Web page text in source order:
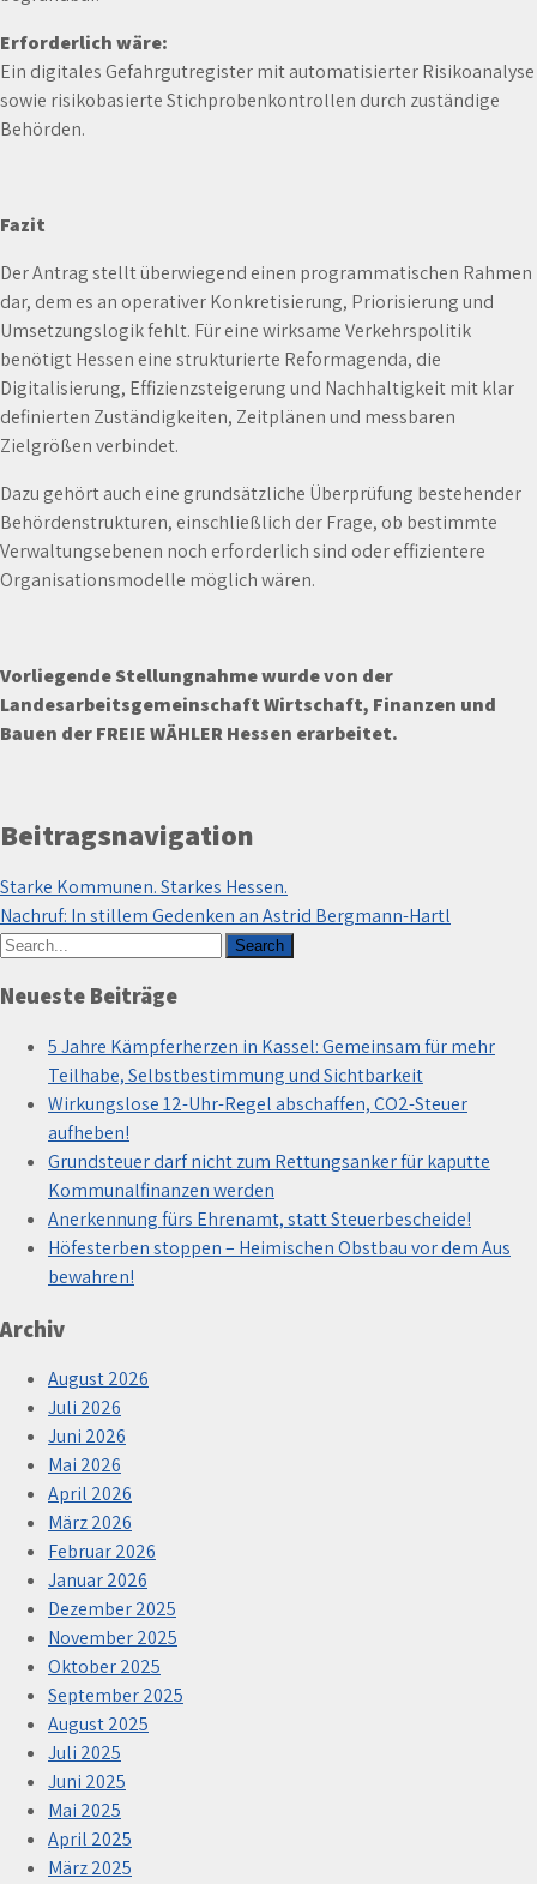
Erforderlich wäre:
Ein digitales Gefahrgutregister mit automatisierter Risikoanalyse
sowie risikobasierte Stichprobenkontrollen durch zuständige
Behörden.
Fazit
Der Antrag stellt überwiegend einen programmatischen Rahmen
dar, dem es an operativer Konkretisierung, Priorisierung und
Umsetzungslogik fehlt. Für eine wirksame Verkehrspolitik
benötigt Hessen eine strukturierte Reformagenda, die
Digitalisierung, Effizienzsteigerung und Nachhaltigkeit mit klar
definierten Zuständigkeiten, Zeitplänen und messbaren
Zielgrößen verbindet.
Dazu gehört auch eine grundsätzliche Überprüfung bestehender
Behördenstrukturen, einschließlich der Frage, ob bestimmte
Verwaltungsebenen noch erforderlich sind oder effizientere
Organisationsmodelle möglich wären.
Vorliegende Stellungnahme wurde von der
Landesarbeitsgemeinschaft Wirtschaft, Finanzen und
Bauen der FREIE WÄHLER Hessen erarbeitet.
Beitragsnavigation
Starke Kommunen. Starkes Hessen.
Nachruf: In stillem Gedenken an Astrid Bergmann-Hartl
Neueste Beiträge
5 Jahre Kämpferherzen in Kassel: Gemeinsam für mehr
Teilhabe, Selbstbestimmung und Sichtbarkeit
Wirkungslose 12-Uhr-Regel abschaffen, CO2-Steuer
aufheben!
Grundsteuer darf nicht zum Rettungsanker für kaputte
Kommunalfinanzen werden
Anerkennung fürs Ehrenamt, statt Steuerbescheide!
Höfesterben stoppen – Heimischen Obstbau vor dem Aus
bewahren!
Archiv
August 2026
Juli 2026
Juni 2026
Mai 2026
April 2026
März 2026
Februar 2026
Januar 2026
Dezember 2025
November 2025
Oktober 2025
September 2025
August 2025
Juli 2025
Juni 2025
Mai 2025
April 2025
März 2025